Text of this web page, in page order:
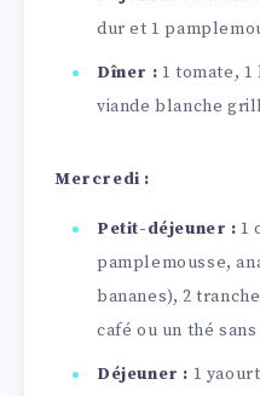
dur et 1
Dîner : 1 tomate,
viande blanche
Mercredi :
Petit-déjeuner : 1
pamplemousse,
bananes), 2
café ou un thé
Déjeuner : 1